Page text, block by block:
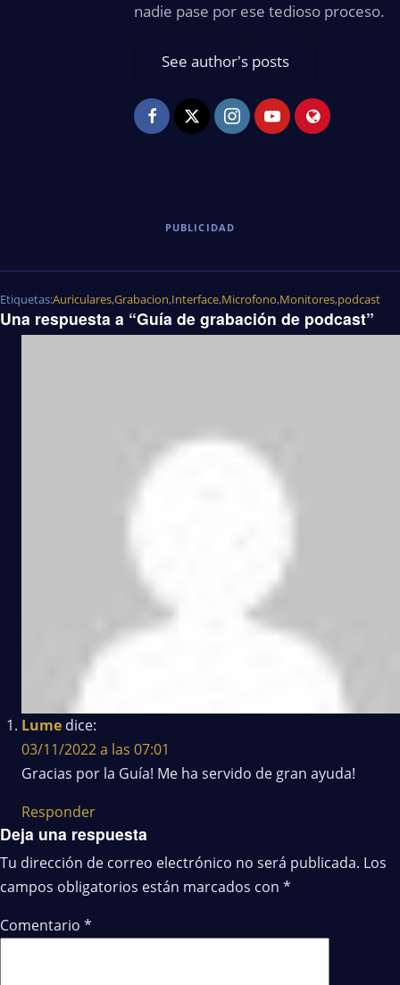
nadie pase por ese tedioso proceso.
See author's posts
PUBLICIDAD
Etiquetas:Auriculares,Grabacion,Interface,Microfono,Monitores,podcast
Una respuesta a “Guía de grabación de podcast”
Lume dice:
03/11/2022 a las 07:01
Gracias por la Guía! Me ha servido de gran ayuda!
Responder
Deja una respuesta
Tu dirección de correo electrónico no será publicada. Los
campos obligatorios están marcados con *
Comentario *